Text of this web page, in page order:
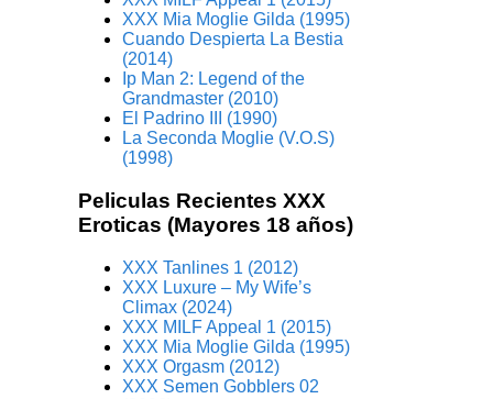
XXX Mia Moglie Gilda (1995)
Cuando Despierta La Bestia
(2014)
Ip Man 2: Legend of the
Grandmaster (2010)
El Padrino III (1990)
La Seconda Moglie (V.O.S)
(1998)
Peliculas Recientes XXX
Eroticas (Mayores 18 años)
XXX Tanlines 1 (2012)
XXX Luxure – My Wife’s
Climax (2024)
XXX MILF Appeal 1 (2015)
XXX Mia Moglie Gilda (1995)
XXX Orgasm (2012)
XXX Semen Gobblers 02